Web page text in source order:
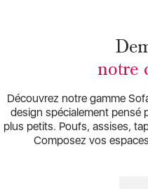
notre
Découvrez notre gamme
design spécialement pensé
plus petits. Poufs, assises,
Composez vos